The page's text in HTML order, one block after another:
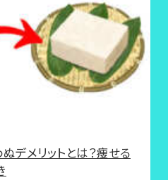
ぬデメリットとは？痩せる